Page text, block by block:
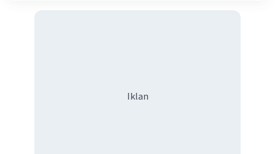
Iklan